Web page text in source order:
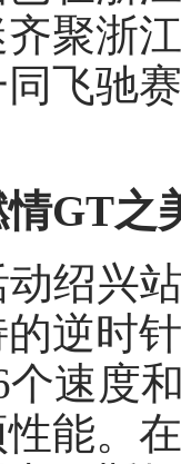
聚浙
飞驰
GT之
绍兴
逆时
个速度
能。